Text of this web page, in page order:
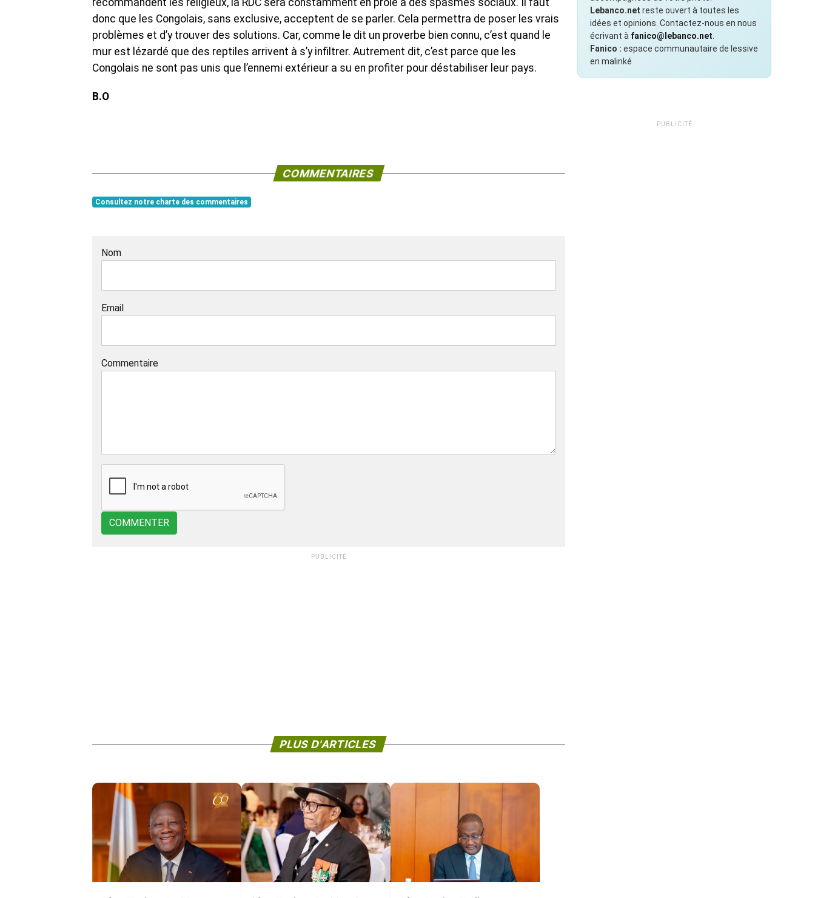
recommandent les religieux, la RDC sera constamment en proie à des spasmes sociaux. Il faut
donc que les Congolais, sans exclusive, acceptent de se parler. Cela permettra de poser les vrais
problèmes et d’y trouver des solutions. Car, comme le dit un proverbe bien connu, c’est quand le
mur est lézardé que des reptiles arrivent à s’y infiltrer. Autrement dit, c’est parce que les
Congolais ne sont pas unis que l’ennemi extérieur a su en profiter pour déstabiliser leur pays.
B.O
COMMENTAIRES
Consultez notre charte des commentaires
Nom
Email
Commentaire
COMMENTER
PUBLICITÉ
PLUS D'ARTICLES
Lebanco.net reste ouvert à toutes les
idées et opinions. Contactez-nous en nous
écrivant à fanico@lebanco.net
Fanico : espace communautaire de lessive
en malinké
PUBLICITÉ